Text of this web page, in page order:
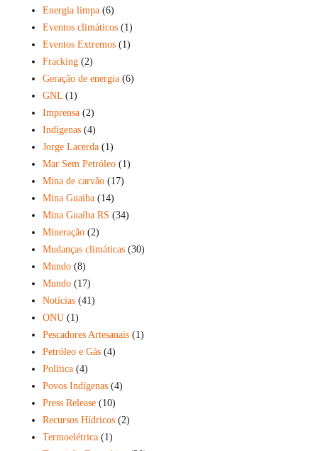
Energia limpa (6)
Eventos climáticos (1)
Eventos Extremos (1)
Fracking (2)
Geração de energia (6)
GNL (1)
Imprensa (2)
Indígenas (4)
Jorge Lacerda (1)
Mar Sem Petróleo (1)
Mina de carvão (17)
Mina Guaiba (14)
Mina Guaíba RS (34)
Mineração (2)
Mudanças climáticas (30)
Mundo (8)
Mundo (17)
Notícias (41)
ONU (1)
Pescadores Artesanais (1)
Petróleo e Gás (4)
Política (4)
Povos Indígenas (4)
Press Release (10)
Recursos Hídricos (2)
Termoelétrica (1)